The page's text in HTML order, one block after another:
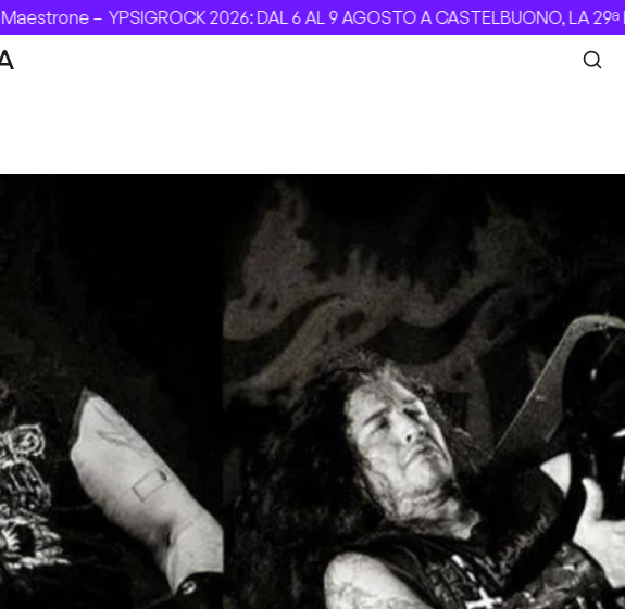
–YPSIGROCK 2026: DAL 6 AL 9 AGOSTO A CASTELBUONO, LA 29ª